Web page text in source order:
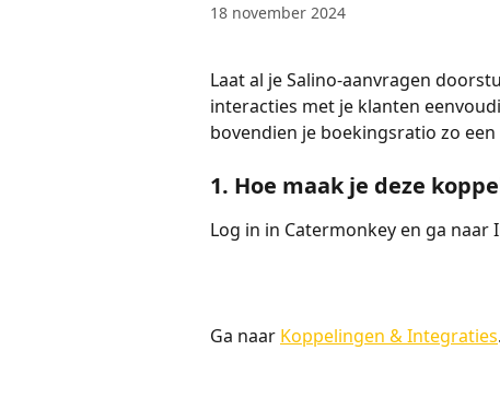
18 november 2024
Laat al je Salino-aanvragen
interacties met je klanten
bovendien je boekingsratio zo
1. Hoe maak je deze
Log in in Catermonkey en ga
Ga naar Koppelingen & Integraties.